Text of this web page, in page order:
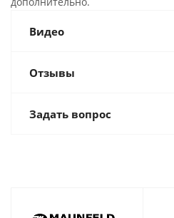
Видео
Отзывы
Задать вопрос